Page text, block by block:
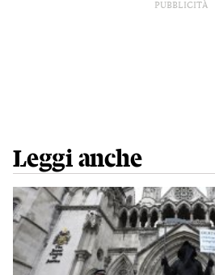
PUBBLICITÀ
Leggi anche